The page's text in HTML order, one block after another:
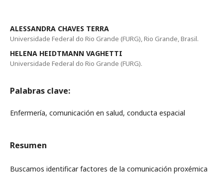
ALESSANDRA CHAVES TERRA
Universidade Federal do Rio Grande (FURG), Rio Grande, Brasil.
HELENA HEIDTMANN VAGHETTI
Universidade Federal do Rio Grande (FURG).
Palabras clave:
Enfermería, comunicación en salud, conducta espacial
Resumen
Buscamos identificar factores de la comunicación proxémica